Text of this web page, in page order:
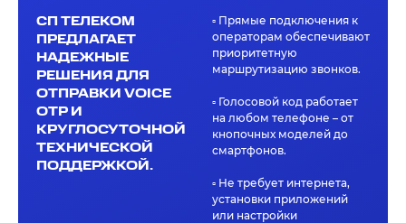
СП ТЕЛЕКОМ
ПРЕДЛАГАЕТ
НАДЕЖНЫЕ
РЕШЕНИЯ ДЛЯ
ОТПРАВКИ VOICE
OTP И
КРУГЛОСУТОЧНОЙ
ТЕХНИЧЕСКОЙ
ПОДДЕРЖКОЙ.
▫️ Прямые подключения к
операторам обеспечивают
приоритетную
маршрутизацию звонков.
▫️ Голосовой код работает
на любом телефоне – от
кнопочных моделей до
смартфонов.
▫️ Не требует интернета,
установки приложений
или настройки